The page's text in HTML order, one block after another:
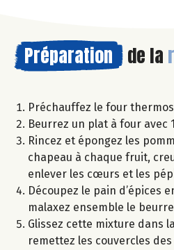
Préparation de la
Préchauffez le four
Beurrez un plat à four avec
Rincez et épongez les
chapeau à chaque fruit,
enlever les cœurs et les
Découpez le pain d’épices
malaxez ensemble le
Glissez cette mixture dans
remettez les couvercles